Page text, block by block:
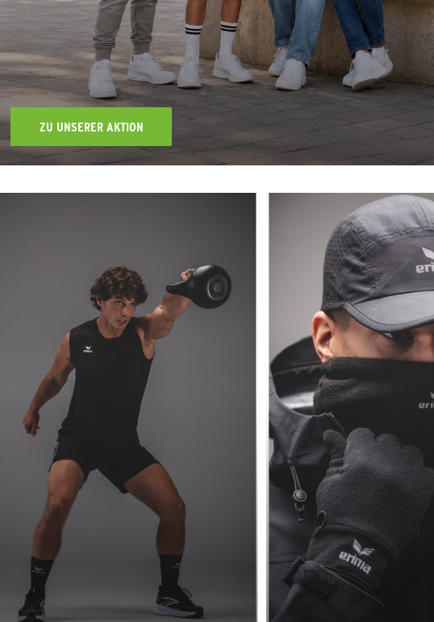
ZU UNSERER AKTION